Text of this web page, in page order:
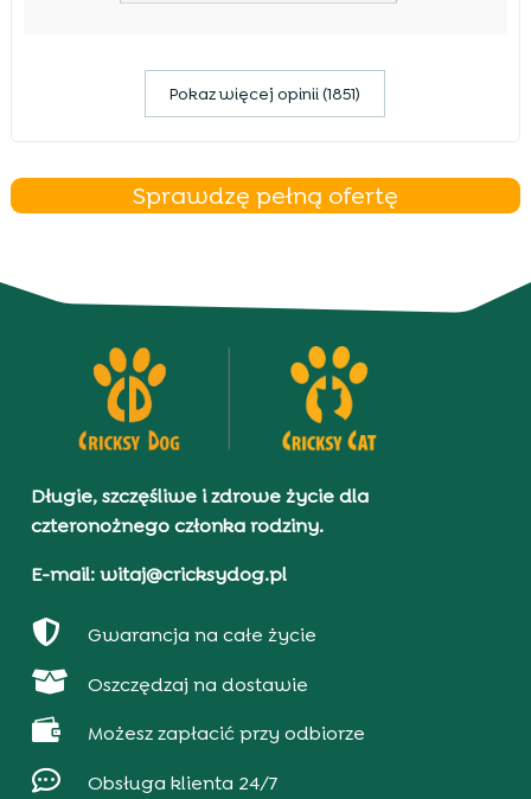
Pokaz więcej opinii (1851)
Sprawdzę pełną ofertę
Długie, szczęśliwe i zdrowe życie dla
czteronożnego członka rodziny.
E-mail: witaj@cricksydog.pl
 Gwarancja na całe życie
 Oszczędzaj na dostawie
 Możesz zapłacić przy odbiorze
 Obsługa klienta 24/7